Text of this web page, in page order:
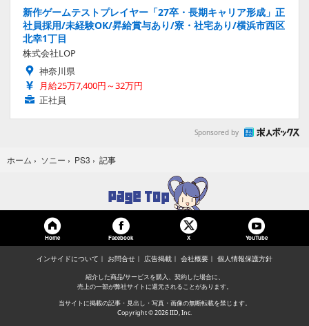
新作ゲームテストプレイヤー「27卒・長期キャリア形成」正
社員採用/未経験OK/昇給賞与あり/寮・社宅あり/横浜市西区
北幸1丁目
株式会社LOP
神奈川県
月給25万7,400円～32万円
正社員
Sponsored by
ホーム › ソニー › PS3 › 記事
Home Facebook X YouTube
インサイドについて お問合せ 広告掲載 会社概要 個人情報保護方針
紹介した商品/サービスを購入、契約した場合に、
売上の一部が弊社サイトに還元されることがあります。
当サイトに掲載の記事・見出し・写真・画像の無断転載を禁じます。
Copyright © 2026 IID, Inc.